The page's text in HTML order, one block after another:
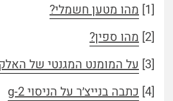
[1]
מהו מטען חשמלי?
[2]
מהו ספין?
[3]
על המומנט המגנטי של
[4]
כתבה בנייצ׳ר על הניסוי g-2